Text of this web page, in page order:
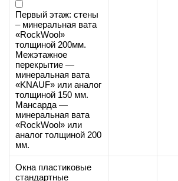
Первый этаж: стены
– минеральная вата
«RockWool»
толщиной 200мм.
Межэтажное
перекрытие —
минеральная вата
«KNAUF» или аналог
толщиной 150 мм.
Мансарда —
минеральная вата
«RockWool» или
аналог толщиной 200
мм.
Окна пластиковые
стандартные